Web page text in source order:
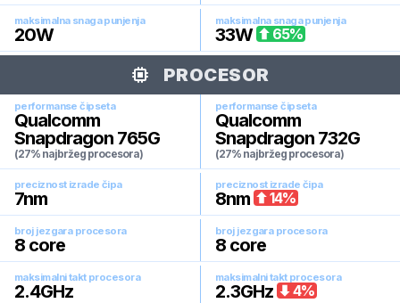
maksimalna snaga punjenja
20W
maksimalna snaga punjenja
33W 65%
PROCESOR
performanse čipseta
Qualcomm
Snapdragon 765G
(27% najbržeg procesora)
performanse čipseta
Qualcomm
Snapdragon 732G
(27% najbržeg procesora)
preciznost izrade čipa
7nm
preciznost izrade čipa
8nm 14%
broj jezgara procesora
8 core
broj jezgara procesora
8 core
maksimalni takt procesora
2.4GHz
maksimalni takt procesora
2.3GHz 4%